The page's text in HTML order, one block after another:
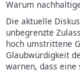
Warum
Die aktuelle
unbegrenzte
hoch umstrittene
Glaubwürdigkeit
warnen, dass eine